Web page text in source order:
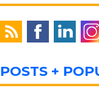
POSTS +